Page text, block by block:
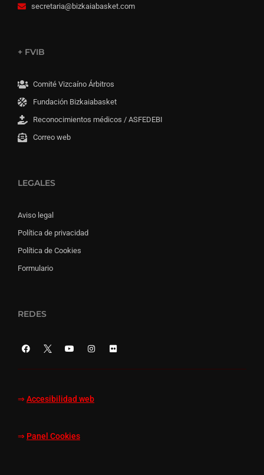
secretaria@bizkaiabasket.com
+ FVIB
Comité Vizcaíno Árbitros
Fundación Bizkaiabasket
Reconocimientos médicos / ASFEDEBI
Correo web
LEGALES
Aviso legal
Política de privacidad
Política de Cookies
Formulario
REDES
⇒ Accesibilidad web
⇒ Panel Cookies